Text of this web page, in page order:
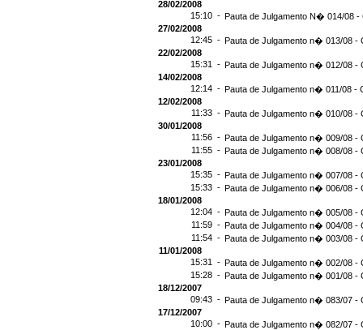
28/02/2008
15:10 - Pauta de Julgamento N� 014/08 -
27/02/2008
12:45 - Pauta de Julgamento n� 013/08 -
22/02/2008
15:31 - Pauta de Julgamento n� 012/08 -
14/02/2008
12:14 - Pauta de Julgamento n� 011/08 -
12/02/2008
11:33 - Pauta de Julgamento n� 010/08 -
30/01/2008
11:56 - Pauta de Julgamento n� 009/08 -
11:55 - Pauta de Julgamento n� 008/08 -
23/01/2008
15:35 - Pauta de Julgamento n� 007/08 -
15:33 - Pauta de Julgamento n� 006/08 -
18/01/2008
12:04 - Pauta de Julgamento n� 005/08 -
11:59 - Pauta de Julgamento n� 004/08 -
11:54 - Pauta de Julgamento n� 003/08 -
11/01/2008
15:31 - Pauta de Julgamento n� 002/08 -
15:28 - Pauta de Julgamento n� 001/08 -
18/12/2007
09:43 - Pauta de Julgamento n� 083/07 -
17/12/2007
10:00 - Pauta de Julgamento n� 082/07 -